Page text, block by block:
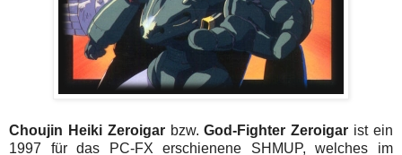
Choujin Heiki Zeroigarbzw.God-Fighter Zeroigar ist ein
1997 für das PC-FX erschienene SHMUP, welches im